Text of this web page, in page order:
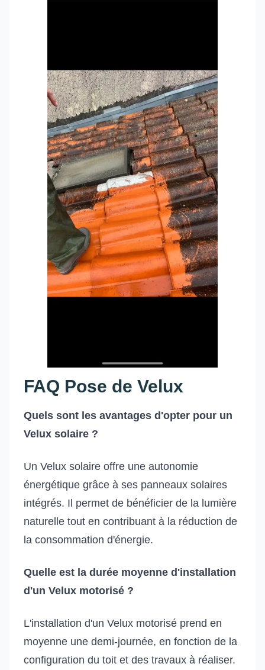
FAQ Pose de Velux
Quels sont les avantages d'opter pour un
Velux solaire ?
Un Velux solaire offre une autonomie
énergétique grâce à ses panneaux solaires
intégrés. Il permet de bénéficier de la lumière
naturelle tout en contribuant à la réduction de
la consommation d'énergie.
Quelle est la durée moyenne d'installation
d'un Velux motorisé ?
L'installation d'un Velux motorisé prend en
moyenne une demi-journée, en fonction de la
configuration du toit et des travaux à réaliser.